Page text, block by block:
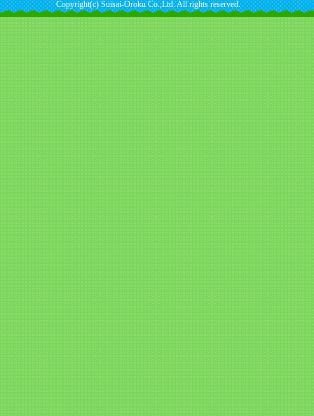
Copyright(c) Suisai-Oroku Co.,Ltd. All rights reserved.